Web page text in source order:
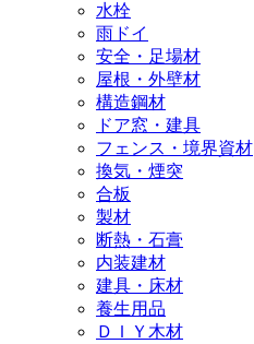
水栓
雨ドイ
安全・足場材
屋根・外壁材
構造鋼材
ドア窓・建具
フェンス・境界資材
換気・煙突
合板
製材
断熱・石膏
内装建材
建具・床材
養生用品
ＤＩＹ木材